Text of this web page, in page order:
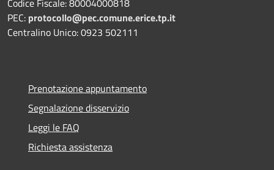
PEC: protocollo@pec.comune.erice.tp.it
Centralino Unico: 0923 502111
Prenotazione appuntamento
Segnalazione disservizio
Leggi le FAQ
Richiesta assistenza